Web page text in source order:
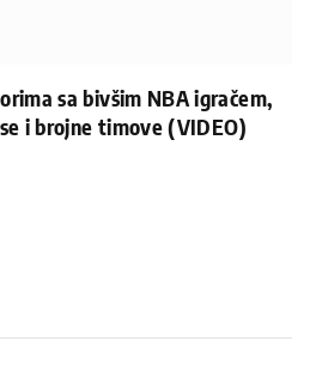
sa bivšim NBA igračem,
i brojne timove (VIDEO)